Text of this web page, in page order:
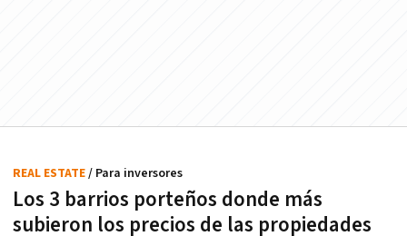
Los 3 barrios porteños donde más
subieron los precios de las propiedades
REAL ESTATE/ Para inversores